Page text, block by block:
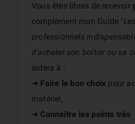
Vous êtes libres de recevoir
complément mon Guide "
professionnels
d'acheter son boîtier ou sa
aidera à :
➜ Faire le bon choix pour
matériel,
➜ Connaître les points très